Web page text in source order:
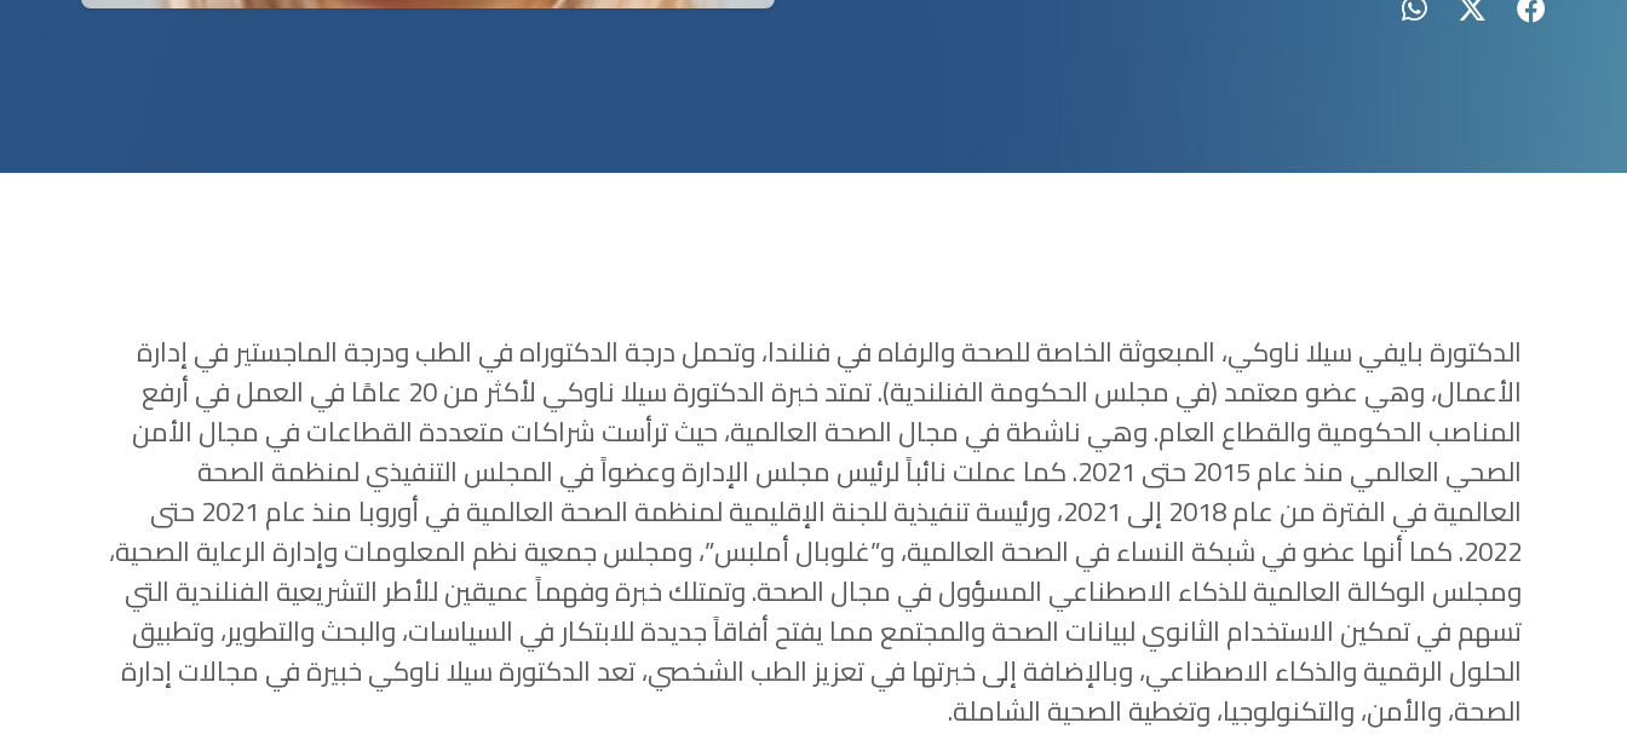
الدكتورة بايفي سيلا ناوكي، المبعوثة الخاصة للصحة والرفاه في فنلندا، وتحمل درجة الدكتوراه في الطب ودرجة الماجستير في إدارة
الأعمال، وهي عضو معتمد (في مجلس الحكومة الفنلندية). تمتد خبرة الدكتورة سيلا ناوكي لأكثر من 20 عامًا في العمل في أرفع
المناصب الحكومية والقطاع العام. وهي ناشطة في مجال الصحة العالمية، حيث ترأست شراكات متعددة القطاعات في مجال الأمن
الصحي العالمي منذ عام 2015 حتى 2021. كما عملت نائباً لرئيس مجلس الإدارة وعضواً في المجلس التنفيذي لمنظمة الصحة
العالمية في الفترة من عام 2018 إلى 2021، ورئيسة تنفيذية للجنة الإقليمية لمنظمة الصحة العالمية في أوروبا منذ عام 2021 حتى
2022. كما أنها عضو في شبكة النساء في الصحة العالمية، و”غلوبال أملبس”، ومجلس جمعية نظم المعلومات وإدارة الرعاية الصحية،
ومجلس الوكالة العالمية للذكاء الاصطناعي المسؤول في مجال الصحة. وتمتلك خبرة وفهماً عميقين للأطر التشريعية الفنلندية التي
تسهم في تمكين الاستخدام الثانوي لبيانات الصحة والمجتمع مما يفتح أفاقاً جديدة للابتكار في السياسات، والبحث والتطوير، وتطبيق
الحلول الرقمية والذكاء الاصطناعي، وبالإضافة إلى خبرتها في تعزيز الطب الشخصي، تعد الدكتورة سيلا ناوكي خبيرة في مجالات إدارة
الصحة، والأمن، والتكنولوجيا، وتغطية الصحية الشاملة.